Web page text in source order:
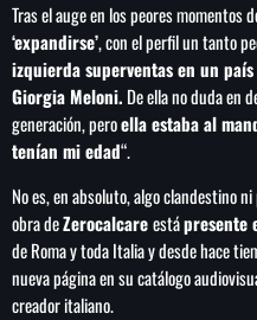
Tras el auge en los peores momentos
‘expandirse’, con el perfil un tanto
izquierda superventas en un país
Giorgia Meloni. De ella no duda en
generación, peroella estaba al
tenían mi edad“.
No es, en absoluto, algo clandestino
obra deZerocalcareestápresente
de Roma y toda Italia y desde hace
nueva página en su catálogo
creador italiano.